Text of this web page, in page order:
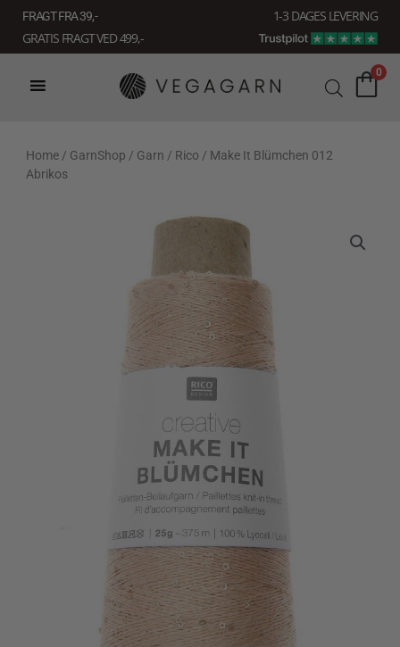
indholdet
FRAGT FRA 39, -
1-3 DAGES LEVERING
GRATIS FRAGT VED 499,-
0
Home / GarnShop / Garn / Rico / Make It Blümchen 012
Abrikos